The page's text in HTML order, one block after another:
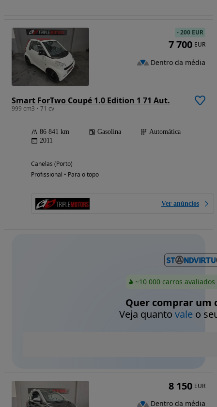
Smart ForTwo Coupé 1.0 Edition 1 71 Aut.
999 cm3 • 71 cv
86 841 km Gasolina
Automática
2011
Canelas (Porto)
Profissional • Para o topo
Ver anúncios
-200 EUR
7 700 EUR
Dentro da média
~10 000 carros
Quer comprar um
Veja quanto valeo
8 150 EUR
Dentro da média